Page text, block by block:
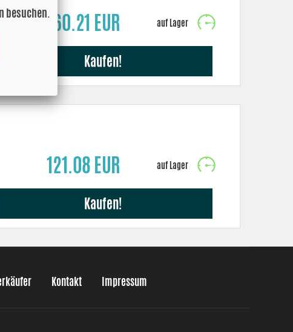
60.21 EUR
Kaufen!
121.08 EUR
Kaufen!
Kontakt Impressum
besuchen.